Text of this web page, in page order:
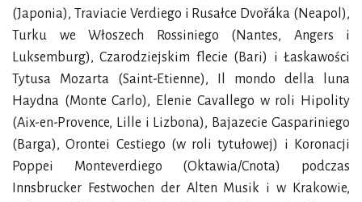
(Japonia), Traviacie Verdiego i Rusałce Dvořáka (Neapol),
Turku we Włoszech Rossiniego (Nantes, Angers i
Luksemburg), Czarodziejskim flecie (Bari) i Łaskawości
Tytusa Mozarta (Saint-Etienne), Il mondo della luna
Haydna (Monte Carlo), Elenie Cavallego w roli Hipolity
(Aix-en-Provence, Lille i Lizbona), Bajazecie Gaspariniego
(Barga), Orontei Cestiego (w roli tytułowej) i Koronacji
Poppei Monteverdiego (Oktawia/Cnota) podczas
Innsbrucker Festwochen der Alten Musik i w Krakowie,